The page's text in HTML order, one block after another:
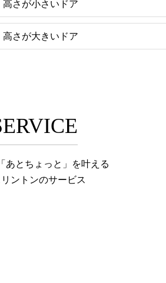
高さが小さいドア
高さが大きいドア
あとちょっと」を叶える
リントンのサービス